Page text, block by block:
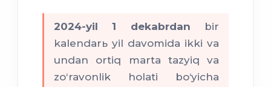
2024-yil 1 dekabrdan bir
kalendarь yil davomida ikki va
undan ortiq marta tazyiq va
zo‘ravonlik holati bo‘yicha